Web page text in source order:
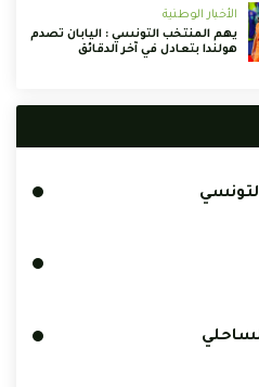
الأخبار الوطنية
يهم المنتخب التونسي : اليابان تصدم
هولندا بتعادل في آخر الدقائق